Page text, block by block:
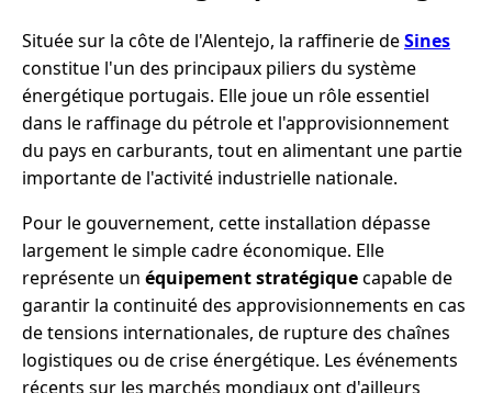
Située sur la côte de l'Alentejo, la raffinerie deSines
constitue l'un des principaux piliers du système
énergétique portugais. Elle joue un rôle essentiel
dans le raffinage du pétrole et l'approvisionnement
du pays en carburants, tout en alimentant une partie
importante de l'activité industrielle nationale.
Pour le gouvernement, cette installation dépasse
largement le simple cadre économique. Elle
représente un équipement stratégiquecapable de
garantir la continuité des approvisionnements en cas
de tensions internationales, de rupture des chaînes
logistiques ou de crise énergétique. Les événements
récents sur les marchés mondiaux ont d'ailleurs